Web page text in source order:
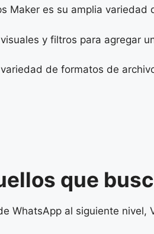
Maker es su amplia variedad
y filtros para agregar
de formatos de
que
WhatsApp al siguiente nivel,